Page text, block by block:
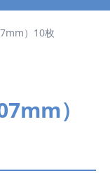
）10枚
）